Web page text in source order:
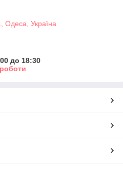
Одеса, Україна
до 18:30